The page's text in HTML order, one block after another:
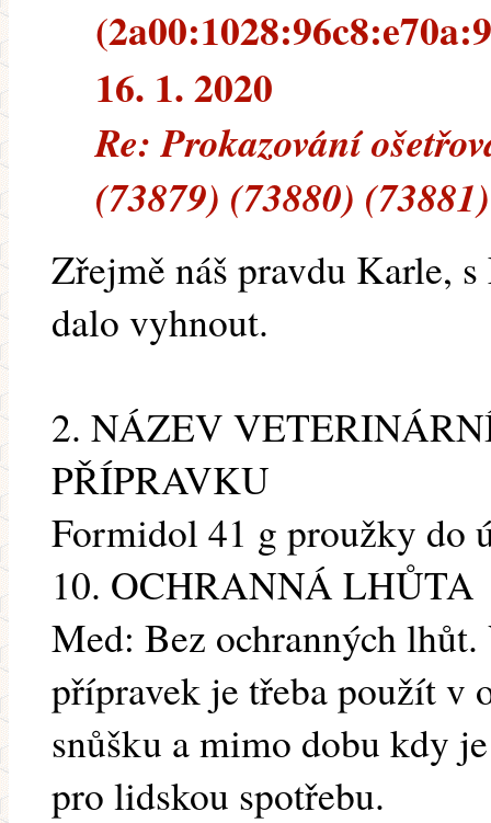
16. 1. 2020
Re: Prokazování
(73879) (73880) (73881)
Zřejmě náš pravdu Karle,
dalo vyhnout.
2. NÁZEV
PŘÍPRAVKU
Formidol 41 g proužky do
10. OCHRANNÁ LHŮTA
Med: Bez ochranných
přípravek je třeba použít v
snůšku a mimo dobu kdy
pro lidskou spotřebu.